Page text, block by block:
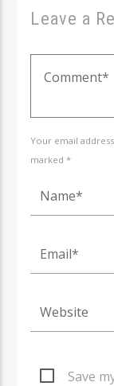
Leave a
Your email
marked *
Save